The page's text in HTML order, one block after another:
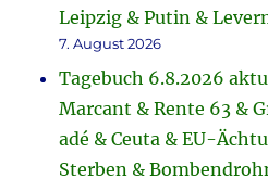
Leipzig & Putin &
7. August 2026
Tagebuch 6.8.2026
Marcant & Rente 63 &
adé & Ceuta & EU-
Sterben &